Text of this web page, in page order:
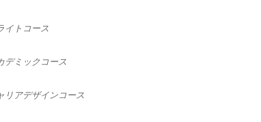
イトコース
デミックコース
リアデザインコース